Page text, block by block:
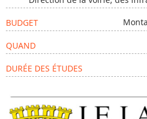
BUDGET
QUAND
DURÉE DES ÉTUDES